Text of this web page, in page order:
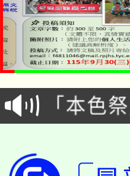
公告本
代理(課
「本色
場熱烈
8/21下
徵才活動
YOUNG